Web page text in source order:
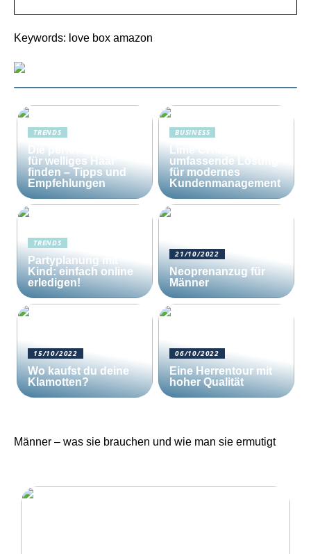
Keywords: love box amazon
TRENDS
Die perfekte Bürste
für welliges Haar
finden – Tipps und
Empfehlungen
BUSINESS
Lime CRM: Die
umfassende Lösung
für modernes
Kundenmanagement
TRENDS
Partyplanung mit
Kind: einfach online
erledigen!
21/10/2022
Neoprenanzug für
Männer
15/10/2022
Wo kaufst du deine
Klamotten?
06/10/2022
Eine Herrentour mit
hoher Qualität
Männer – was sie brauchen und wie man sie ermutigt